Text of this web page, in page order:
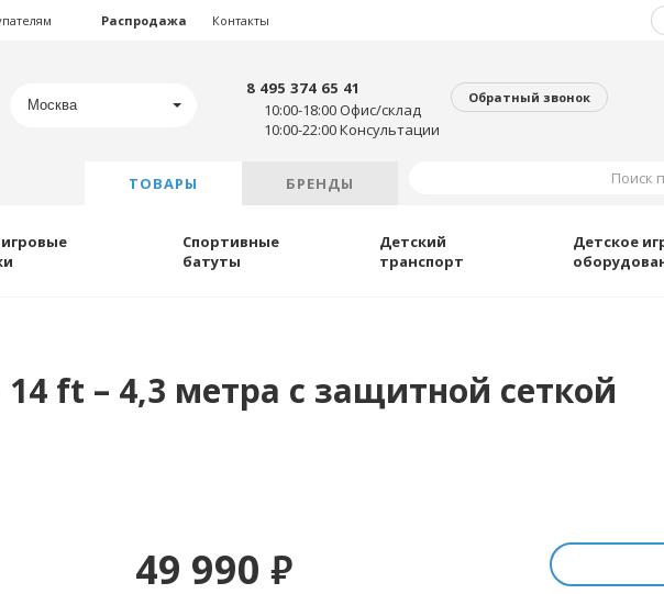
Распродажа Контакты
Москва
8 495 374 65 41
10:00-18:00 Офис/склад
10:00-22:00 Консультации
Обратный звонок
ТОВАРЫ БРЕНДЫ Поиск
Спортивные
батуты
Детский
транспорт
Детское
ft – 4,3 метра с защитной сеткой
49 990 ₽